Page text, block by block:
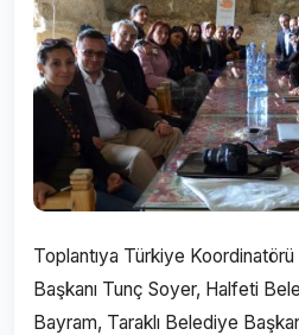
Toplantıya Türkiye
Başkanı Tunç Soyer, Halfeti
Bayram, Taraklı Belediye